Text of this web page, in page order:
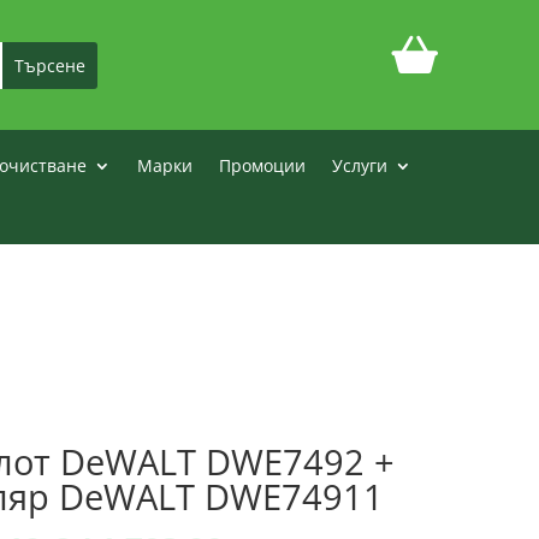
Марки Промоции
Услуги
DeWALT DWE7492 +
DeWALT DWE74911